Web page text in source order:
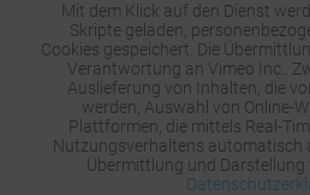
Mit dem Klick auf den Dienst
Skripte geladen,
Cookies gespeichert. Die
Verantwortung an Vimeo Inc..
Auslieferung von Inhalten, die
werden, Auswahl von Online-
Plattformen, die mittels Real-
Nutzungsverhaltens automatisch
Übermittlung und Darstellung